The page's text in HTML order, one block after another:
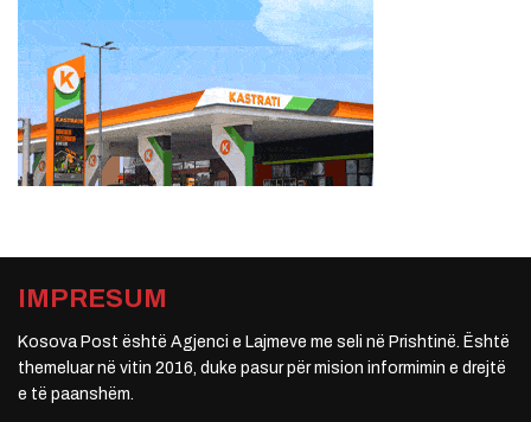
IMPRESUM
Kosova Post është Agjenci e Lajmeve me seli në Prishtinë. Është
themeluar në vitin 2016, duke pasur për mision informimin e drejtë
e të paanshëm.